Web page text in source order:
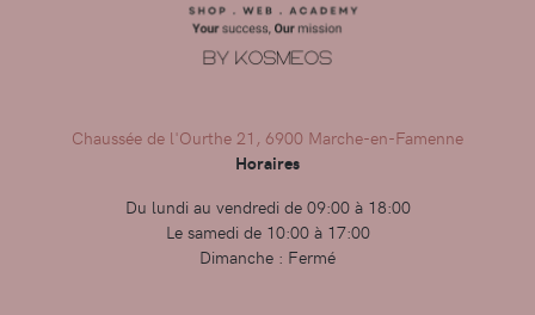
Chaussée de l'Ourthe 21, 6900 Marche-en-Famenne
Horaires
Du lundi au vendredi de 09:00 à 18:00
Le samedi de 10:00 à 17:00
Dimanche : Fermé